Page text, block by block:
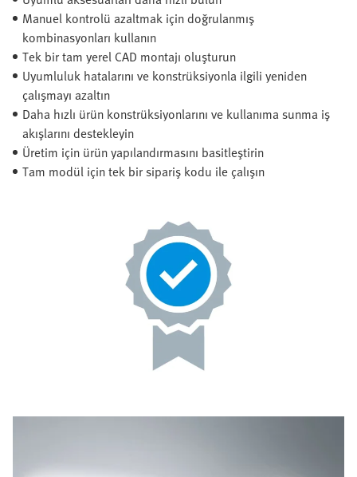
Manuel kontrolü azaltmak için doğrulanmış
kombinasyonları kullanın
Tek bir tam yerel CAD montajı oluşturun
Uyumluluk hatalarını ve konstrüksiyonla ilgili yeniden
çalışmayı azaltın
Daha hızlı ürün konstrüksiyonlarını ve kullanıma sunma iş
akışlarını destekleyin
Üretim için ürün yapılandırmasını basitleştirin
Tam modül için tek bir sipariş kodu ile çalışın